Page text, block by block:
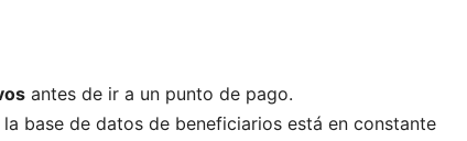
antes de ir a un punto de pago.
base de datos de beneficiarios está en constante